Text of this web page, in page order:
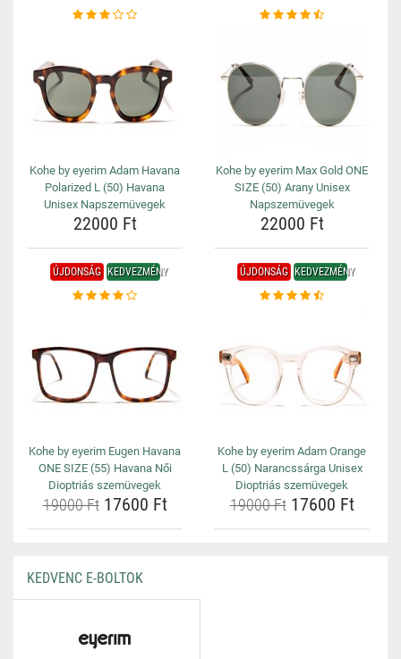
Kohe by eyerim Adam Havana
Polarized L (50) Havana
Unisex Napszemüvegek
22000 Ft
Kohe by eyerim Max Gold ONE
SIZE (50) Arany Unisex
Napszemüvegek
22000 Ft
ÚJDONSÁG KEDVEZMÉNY
Kohe by eyerim Eugen Havana
ONE SIZE (55) Havana Női
Dioptriás szemüvegek
19000 Ft17600 Ft
ÚJDONSÁG KEDVEZMÉNY
Kohe by eyerim Adam Orange
L (50) Narancssárga Unisex
Dioptriás szemüvegek
19000 Ft17600 Ft
KEDVENC E-BOLTOK